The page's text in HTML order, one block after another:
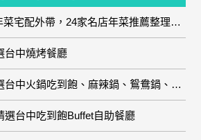
2024年菜預購、年菜宅配外帶，24家名店年菜推薦整理，圍爐輕鬆上菜團圓趣
台中燒烤餐廳
台中火鍋推薦|精選台中火鍋吃到飽、麻辣鍋、鴛鴦鍋、石頭火鍋、酸菜白肉鍋、海鮮鍋、燒酒雞、麻油雞、壽喜燒等熱門人氣火鍋店!
選台中吃到飽Buffet自助餐廳